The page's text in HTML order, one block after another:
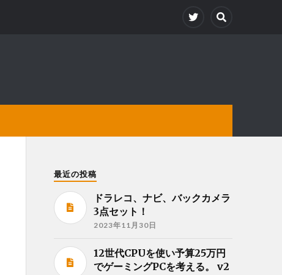
最近の投稿
ドラレコ、ナビ、バックカメラ
3点セット！
2023年11月30日
12世代CPUを使い予算25万円
でゲーミングPCを考える。 v2